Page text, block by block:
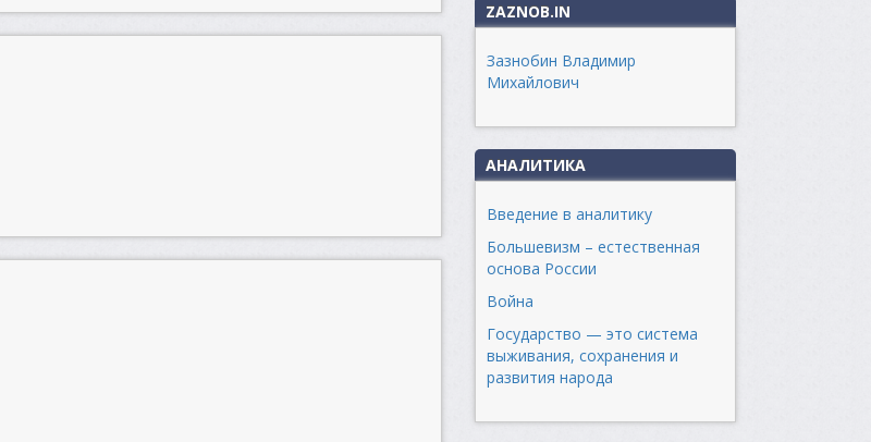
ZAZNOB.IN
Зазнобин Владимир
Михайлович
АНАЛИТИКА
Введение в аналитику
Большевизм – естественная
основа России
Война
Государство — это система
выживания, сохранения и
развития народа